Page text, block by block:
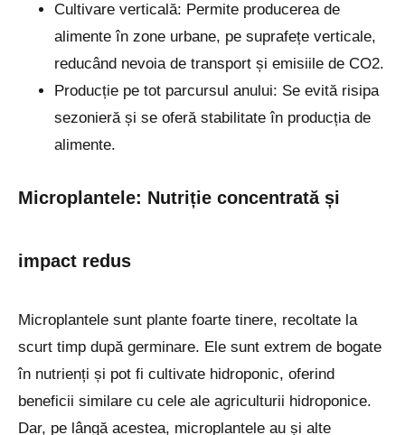
Cultivare verticală: Permite producerea de
alimente în zone urbane, pe suprafețe verticale,
reducând nevoia de transport și emisiile de CO2.
Producție pe tot parcursul anului: Se evită risipa
sezonieră și se oferă stabilitate în producția de
alimente.
Microplantele: Nutriție concentrată și
impact redus
Microplantele sunt plante foarte tinere, recoltate la
scurt timp după germinare. Ele sunt extrem de bogate
în nutrienți și pot fi cultivate hidroponic, oferind
beneficii similare cu cele ale agriculturii hidroponice.
Dar, pe lângă acestea, microplantele au și alte